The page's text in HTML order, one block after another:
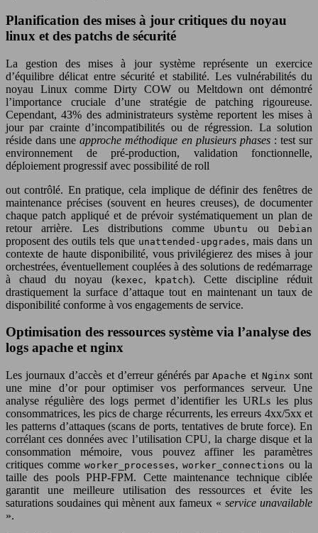
Planification des mises à jour critiques du noyau
linux et des patchs de sécurité
La gestion des mises à jour système représente un exercice
d’équilibre délicat entre sécurité et stabilité. Les vulnérabilités du
noyau Linux comme Dirty COW ou Meltdown ont démontré
l’importance cruciale d’une stratégie de patching rigoureuse.
Cependant, 43% des administrateurs système reportent les mises à
jour par crainte d’incompatibilités ou de régression. La solution
réside dans uneapproche méthodique en plusieurs phases: test sur
environnement de pré-production, validation fonctionnelle,
déploiement progressif avec possibilité de roll
out contrôlé. En pratique, cela implique de définir des fenêtres de
maintenance précises (souvent en heures creuses), de documenter
chaque patch appliqué et de prévoir systématiquement un plan de
retour arrière. Les distributions comme
Ubuntu ou Debian
proposent des outils tels que unattended-upgrades, mais dans un
contexte de haute disponibilité, vous privilégierez des mises à jour
orchestrées, éventuellement couplées à des solutions de redémarrage
à chaud du noyau (kexec, kpatch). Cette discipline réduit
drastiquement la surface d’attaque tout en maintenant un taux de
disponibilité conforme à vos engagements de service.
Optimisation des ressources système via l’analyse des
logs apache et nginx
Les journaux d’accès et d’erreur générés parApache et Nginx sont
une mine d’or pour optimiser vos performances serveur. Une
analyse régulière des logs permet d’identifier les URLs les plus
consommatrices, les pics de charge récurrents, les erreurs 4xx/5xx et
les patterns d’attaques (scans de ports, tentatives de brute force). En
corrélant ces données avec l’utilisation CPU, la charge disque et la
consommation mémoire, vous pouvez affiner les paramètres
critiques comme worker_processes, worker_connections ou la
taille des pools PHP-FPM. Cette maintenance technique ciblée
garantit une meilleure utilisation des ressources et évite les
saturations soudaines qui mènent aux fameux « service unavailable
».